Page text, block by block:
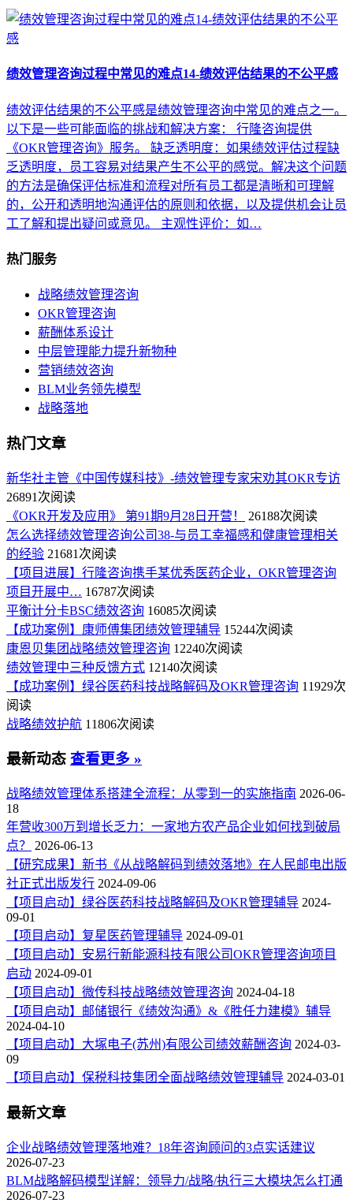
绩效管理咨询过程中常见的难点14-绩效评估结果的不公平感
绩效评估结果的不公平感是绩效管理咨询中常见的难点之一。
以下是一些可能面临的挑战和解决方案： 行隆咨询提供
《OKR管理咨询》服务。 缺乏透明度：如果绩效评估过程缺
乏透明度，员工容易对结果产生不公平的感觉。解决这个问题
的方法是确保评估标准和流程对所有员工都是清晰和可理解
的，公开和透明地沟通评估的原则和依据，以及提供机会让员
工了解和提出疑问或意见。 主观性评价：如…
热门服务
战略绩效管理咨询
OKR管理咨询
薪酬体系设计
中层管理能力提升新物种
营销绩效咨询
BLM业务领先模型
战略落地
热门文章
新华社主管《中国传媒科技》-绩效管理专家宋劝其OKR专访
26891次阅读
《OKR开发及应用》 第91期9月28日开营！
26188次阅读
怎么选择绩效管理咨询公司38-与员工幸福感和健康管理相关
的经验 21681次阅读
【项目进展】行隆咨询携手某优秀医药企业，OKR管理咨询
项目开展中… 16787次阅读
平衡计分卡BSC绩效咨询 16085次阅读
【成功案例】康师傅集团绩效管理辅导 15244次阅读
康恩贝集团战略绩效管理咨询 12240次阅读
绩效管理中三种反馈方式 12140次阅读
【成功案例】绿谷医药科技战略解码及OKR管理咨询 11929次
阅读
战略绩效护航 11806次阅读
最新动态 查看更多 »
战略绩效管理体系搭建全流程：从零到一的实施指南 2026-06-
18
年营收300万到增长乏力：一家地方农产品企业如何找到破局
点？
2026-06-13
【研究成果】新书《从战略解码到绩效落地》在人民邮电出版
社正式出版发行 2024-09-06
【项目启动】绿谷医药科技战略解码及OKR管理辅导 2024-
09-01
【项目启动】复星医药管理辅导 2024-09-01
【项目启动】安易行新能源科技有限公司OKR管理咨询项目
启动 2024-09-01
【项目启动】微传科技战略绩效管理咨询 2024-04-18
【项目启动】邮储银行《绩效沟通》&《胜任力建模》辅导
2024-04-10
【项目启动】大塚电子(苏州)有限公司绩效薪酬咨询 2024-03-
09
【项目启动】保税科技集团全面战略绩效管理辅导 2024-03-01
最新文章
企业战略绩效管理落地难？18年咨询顾问的3点实话建议
2026-07-23
BLM战略解码模型详解：领导力/战略/执行三大模块怎么打通
2026-07-23